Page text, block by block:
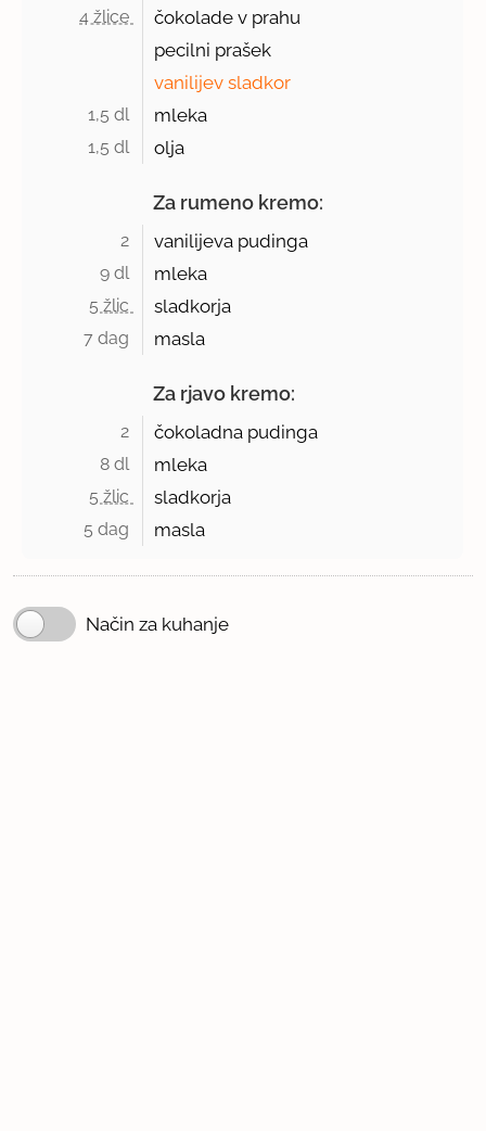
4 žlice
čokolade v prahu
pecilni prašek
vanilijev sladkor
1,5 dl mleka
1,5 dl olja
Za rumeno kremo:
2 vanilijeva pudinga
9 dl mleka
5 žlic sladkorja
7 dag masla
Za rjavo kremo:
2 čokoladna pudinga
8 dl mleka
5 žlic sladkorja
5 dag masla
Način za kuhanje